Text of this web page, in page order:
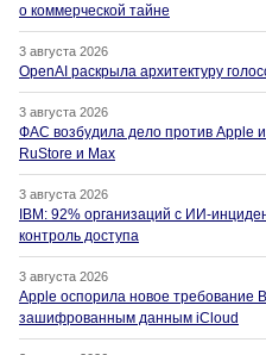
о коммерческой тайне
3 августа 2026
OpenAI раскрыла архитектуру
3 августа 2026
ФАС возбудила дело против Apple
RuStore и Max
3 августа 2026
IBM: 92% организаций с ИИ-
контроль доступа
3 августа 2026
Apple оспорила новое требование
зашифрованным данным iCloud